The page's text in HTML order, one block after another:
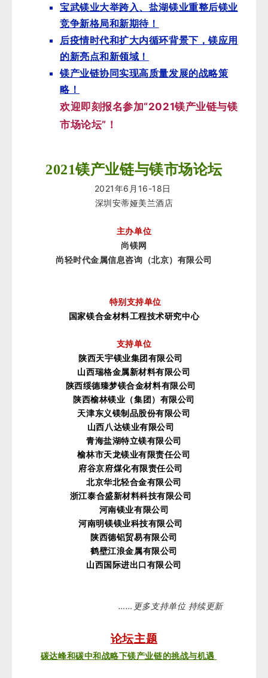
宝武镁业大举跨入、盐湖镁业重整后镁业
竞争新格局和新期待！
后疫情时代和扩大内循环背景下，镁应用
的新亮点和新领域！
镁产业链协同实现高质量发展的战略策
略！
欢迎即刻报名参加“2021镁产业链与镁
市场论坛”！
2021镁产业链与镁市场论坛
2021 年6 月 16-18 日
深圳安蒂娅美兰酒店
主办单位
尚镁网
尚轻时代金属信息咨询（北京）有限公司
特别支持单位
国家镁合金材料工程技术研究中心
支持单位
陕西天宇镁业集团有限公司
山西瑞格金属新材料有限公司
陕西绥德臻梦镁合金材料有限公司
陕西榆林镁业（集团）有限公司
天津东义镁制品股份有限公司
山西八达镁业有限公司
青海盐湖特立镁有限公司
榆林市天龙镁业有限责任公司
府谷京府煤化有限责任公司
北京华北轻合金有限公司
浙江泰合盛新材料科技有限公司
河南镁业有限公司
河南明镁镁业科技有限公司
陕西德铝贸易有限公司
鹤壁江浪金属有限公司
山西国际进出口有限公司
…… 更多支持单位 持续更新
论坛主题
碳达峰和碳中和战略下镁产业链的挑战与机遇